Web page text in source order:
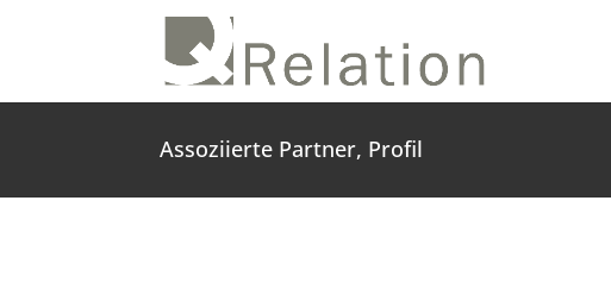
Assoziierte Partner, Profil